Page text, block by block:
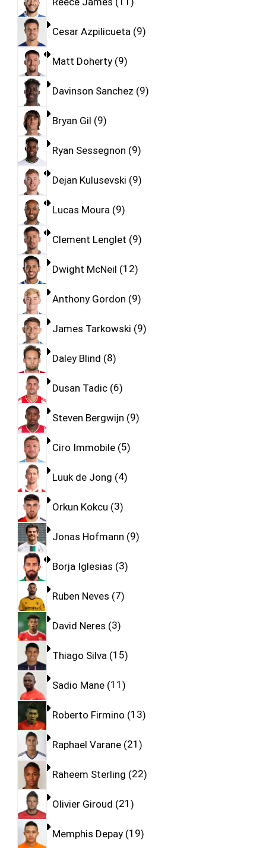
Cesar Azpilicueta 9
Matt Doherty 9
Davinson Sanchez 9
Bryan Gil 9
Ryan Sessegnon 9
Dejan Kulusevski 9
Lucas Moura 9
Clement Lenglet 9
Dwight McNeil 12
Anthony Gordon 9
James Tarkowski 9
Daley Blind 8
Dusan Tadic 6
Steven Bergwijn 9
Ciro Immobile 5
Luuk de Jong 4
Orkun Kokcu 3
Jonas Hofmann 9
Borja Iglesias 3
Ruben Neves 7
David Neres 3
Thiago Silva 15
Sadio Mane 11
Roberto Firmino 13
Raphael Varane 21
Raheem Sterling 22
Olivier Giroud 21
Memphis Depay 19